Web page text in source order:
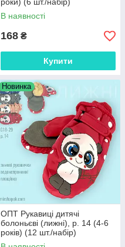
В наявності
168 ₴
Купити
Новинка
ОПТ Рукавиці дитячі
болоньєві (лижні), р. 14 (4-6
років) (12 шт./набір)